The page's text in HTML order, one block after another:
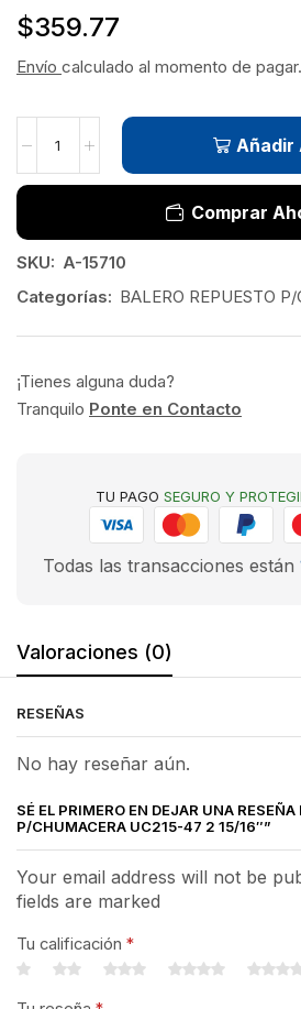
$359.77
Envío calculado al momento de pagar.
Añadir
Comprar
SKU: A-15710
Categorías: BALERO REPUESTO
¡Tienes alguna duda?
Tranquilo Ponte en Contacto
TU PAGO SEGURO Y
Todas las transacciones están
Valoraciones (0)
RESEÑAS
No hay reseñar aún.
SÉ EL PRIMERO EN DEJAR UNA RESEÑA
P/CHUMACERA UC215-47 2 15/16″”
Your email address will not be
fields are marked
Tu calificación *